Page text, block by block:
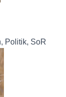
Politik, SoR